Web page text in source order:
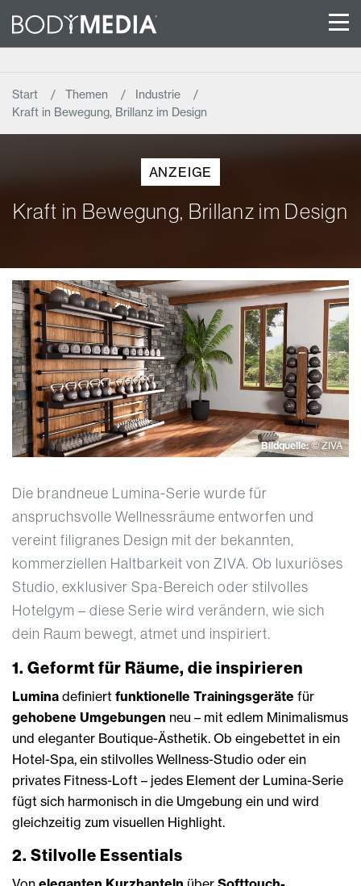
Start Themen
Industrie
Kraft in Bewegung, Brillanz im Design
ANZEIGE
Kraft in Bewegung, Brillanz im Design
Bildquelle:© ZIVA
Die brandneue Lumina-Serie wurde für
anspruchsvolle Wellnessräume entworfen und
vereint filigranes Design mit der bekannten,
kommerziellen Haltbarkeit von ZIVA. Ob luxuriöses
Studio, exklusiver Spa-Bereich oder stilvolles
Hotelgym – diese Serie wird verändern, wie sich
dein Raum bewegt, atmet und inspiriert.
1. Geformt für Räume, die inspirieren
Lumina definiert funktionelle Trainingsgeräte für
gehobene Umgebungen neu – mit edlem Minimalismus
und eleganter Boutique-Ästhetik. Ob eingebettet in ein
Hotel-Spa, ein stilvolles Wellness-Studio oder ein
privates Fitness-Loft – jedes Element der Lumina-Serie
fügt sich harmonisch in die Umgebung ein und wird
gleichzeitig zum visuellen Highlight.
2. Stilvolle Essentials